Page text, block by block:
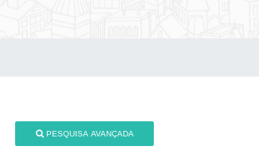
PESQUISA AVANÇADA